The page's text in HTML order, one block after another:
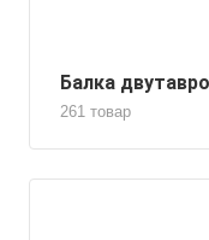
Балка
261 товар